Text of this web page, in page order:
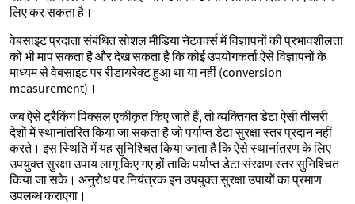
लिए कर सकता है।
वेबसाइट प्रदाता संबंधित सोशल मीडिया नेटवर्क्स में विज्ञापनों की प्रभावशीलता
को भी माप सकता है और देख सकता है कि कोई उपयोगकर्ता ऐसे विज्ञापनों के
माध्यम से वेबसाइट पर रीडायरेक्ट हुआ था या नहीं (conversion
measurement)।
जब ऐसे ट्रैकिंग पिक्सल एकीकृत किए जाते हैं, तो व्यक्तिगत डेटा ऐसी तीसरी
देशों में स्थानांतरित किया जा सकता है जो पर्याप्त डेटा सुरक्षा स्तर प्रदान नहीं
करते। इस स्थिति में यह सुनिश्चित किया जाता है कि ऐसे स्थानांतरण के लिए
उपयुक्त सुरक्षा उपाय लागू किए गए हों ताकि पर्याप्त डेटा संरक्षण स्तर सुनिश्चित
किया जा सके। अनुरोध पर नियंत्रक इन उपयुक्त सुरक्षा उपायों का प्रमाण
उपलब्ध कराएगा।